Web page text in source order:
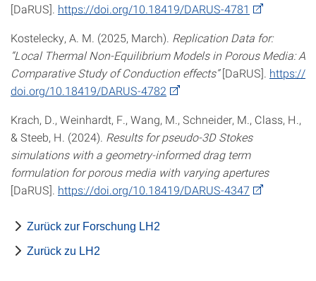
[DaRUS]. https://doi.org/10.18419/DARUS-4781
Kostelecky, A. M. (2025, March). Replication Data for:
“Local Thermal Non-Equilibrium Models in Porous Media: A
Comparative Study of Conduction effects”[DaRUS]. https://
doi.org/10.18419/DARUS-4782
Krach, D., Weinhardt, F., Wang, M., Schneider, M., Class, H.,
& Steeb, H. (2024). Results for pseudo-3D Stokes
simulations with a geometry-informed drag term
formulation for porous media with varying apertures
[DaRUS]. https://doi.org/10.18419/DARUS-4347
Zurück zur Forschung LH2
Zurück zu LH2